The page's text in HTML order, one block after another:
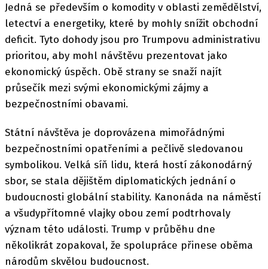
Jedná se především o komodity v oblasti zemědělství,
letectví a energetiky, které by mohly snížit obchodní
deficit. Tyto dohody jsou pro Trumpovu administrativu
prioritou, aby mohl návštěvu prezentovat jako
ekonomický úspěch. Obě strany se snaží najít
průsečík mezi svými ekonomickými zájmy a
bezpečnostními obavami.
Státní návštěva je doprovázena mimořádnými
bezpečnostními opatřeními a pečlivě sledovanou
symbolikou. Velká síň lidu, která hostí zákonodárný
sbor, se stala dějištěm diplomatických jednání o
budoucnosti globální stability. Kanonáda na náměstí
a všudypřítomné vlajky obou zemí podtrhovaly
význam této události. Trump v průběhu dne
několikrát zopakoval, že spolupráce přinese oběma
národům skvělou budoucnost.